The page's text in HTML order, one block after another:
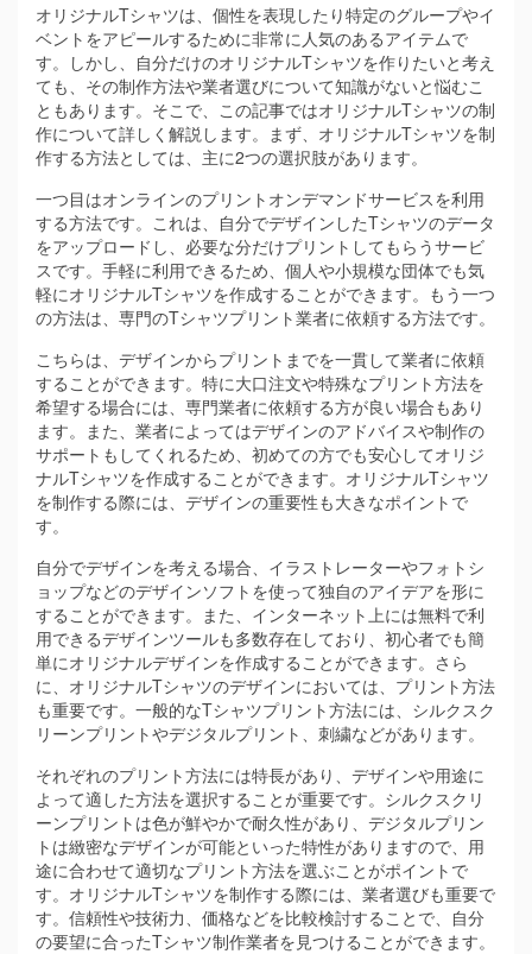
オリジナルTシャツは、個性を表現したり特定のグループやイ
ベントをアピールするために非常に人気のあるアイテムで
す。
しかし、自分だけのオリジナルTシャツを作りたいと考え
ても、その制作方法や業者選びについて知識がないと悩むこ
ともあります。そこで、この記事ではオリジナルTシャツの制
作について詳しく解説します。まず、オリジナルTシャツを制
作する方法としては、主に2つの選択肢があります。
一つ目はオンラインのプリントオンデマンドサービスを利用
する方法です。これは、自分でデザインしたTシャツのデータ
をアップロードし、必要な分だけプリントしてもらうサービ
スです。手軽に利用できるため、個人や小規模な団体でも気
軽にオリジナルTシャツを作成することができます。もう一つ
の方法は、専門のTシャツプリント業者に依頼する方法です。
こちらは、デザインからプリントまでを一貫して業者に依頼
することができます。特に大口注文や特殊なプリント方法を
希望する場合には、専門業者に依頼する方が良い場合もあり
ます。また、業者によってはデザインのアドバイスや制作の
サポートもしてくれるため、初めての方でも安心してオリジ
ナルTシャツを作成することができます。オリジナルTシャツ
を制作する際には、デザインの重要性も大きなポイントで
す。
自分でデザインを考える場合、イラストレーターやフォトシ
ョップなどのデザインソフトを使って独自のアイデアを形に
することができます。また、インターネット上には無料で利
用できるデザインツールも多数存在しており、初心者でも簡
単にオリジナルデザインを作成することができます。さら
に、オリジナルTシャツのデザインにおいては、プリント方法
も重要です。一般的なTシャツプリント方法には、シルクスク
リーンプリントやデジタルプリント、刺繍などがあります。
それぞれのプリント方法には特長があり、デザインや用途に
よって適した方法を選択することが重要です。シルクスクリ
ーンプリントは色が鮮やかで耐久性があり、デジタルプリン
トは緻密なデザインが可能といった特性がありますので、用
途に合わせて適切なプリント方法を選ぶことがポイントで
す。オリジナルTシャツを制作する際には、業者選びも重要で
す。信頼性や技術力、価格などを比較検討することで、自分
の要望に合ったTシャツ制作業者を見つけることができます。